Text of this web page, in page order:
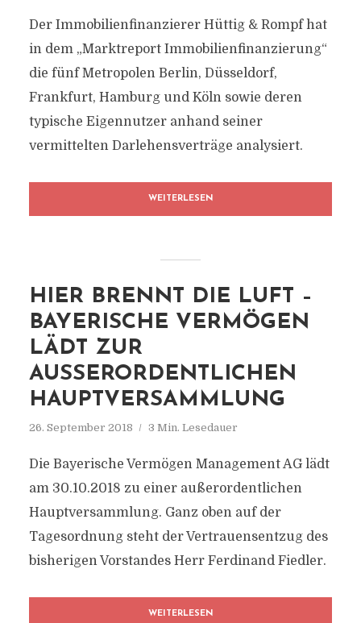
Der Immobilienfinanzierer Hüttig & Rompf hat
in dem „Marktreport Immobilienfinanzierung“
die fünf Metropolen Berlin, Düsseldorf,
Frankfurt, Hamburg und Köln sowie deren
typische Eigennutzer anhand seiner
vermittelten Darlehensverträge analysiert.
WEITERLESEN
HIER BRENNT DIE LUFT –
BAYERISCHE VERMÖGEN
LÄDT ZUR
AUSSERORDENTLICHEN H
AUPTVERSAMMLUNG
26. September 2018 3 Min. Lesedauer
Die Bayerische Vermögen Management AG lädt
am 30.10.2018 zu einer außerordentlichen
Hauptversammlung. Ganz oben auf der
Tagesordnung steht der Vertrauensentzug des
bisherigen Vorstandes Herr Ferdinand Fiedler.
WEITERLESEN